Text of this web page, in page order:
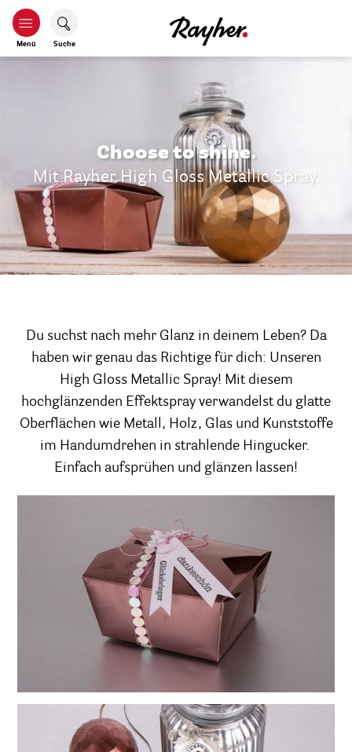
Menü Suche
Choose to shine.
Mit Rayher High Gloss Metallic Spray.
Du suchst nach mehr Glanz in deinem Leben? Da
haben wir genau das Richtige für dich: Unseren
High Gloss Metallic Spray! Mit diesem
hochglänzenden Effektspray verwandelst du glatte
Oberflächen wie Metall, Holz, Glas und Kunststoffe
im Handumdrehen in strahlende Hingucker.
Einfach aufsprühen und glänzen lassen!